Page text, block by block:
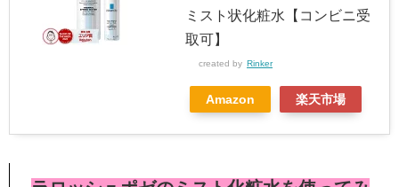
ミスト状化粧水【コンビニ受
取可】
created by Rinker
Amazon 楽天市場